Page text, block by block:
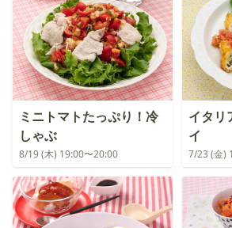
ミニトマトたっぷり！冷
しゃぶ
8/19 (木) 19:00〜20:00
イタリ
イ
7/23 (金)